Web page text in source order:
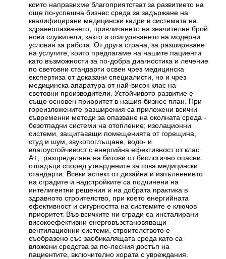
които направихме благоприятстват за развитието на
още по-успешна бизнес среда за задържане на
квалифицирани медицински кадри в системата на
здравеопазването, привличането на значителен брой
нови служители, както и осигуряването на модерни
условия за работа. От друга страна, за разширяване
на услугите, които предлагаме на нашите пациенти
като възможности за по-добра диагностика и лечение
по световни стандарти освен чрез медицинска
експертиза от доказани специалисти, но и чрез
медицинска апаратура от най-висок клас на
световни производители. Устойчивото развитие е
също основен приоритет в нашия бизнес план. При
гореизложените разширения са приложени всички
съвременни методи за опазване на околната среда -
безотпадни системи на отопление; изолационни
системи, защитаващи помещенията от горещина,
студ и шум, звукопоглъщане, водо- и
влагоустойчивост с енергийна ефективност от клас
А+, разпределяне на битови от биологично опасни
отпадъци според утвърдените за това медицински
стандарти. Всеки аспект от дизайна и изпълнението
на сградите и надстройките са подчинени на
интелигентни решения и на добрата практика в
здравното строителство, при което енергийната
ефективност и сигурността на системите е ключов
приоритет. Във всичките ни сгради са инсталирани
високоефективни енерговъзстановяващи
вентилационни системи, строителството е
съобразено със заобикалящата среда като са
вложени средства за по-лесния достъп на
пациентите, включително хората с увреждания.